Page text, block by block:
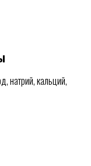
натрий, кальций,